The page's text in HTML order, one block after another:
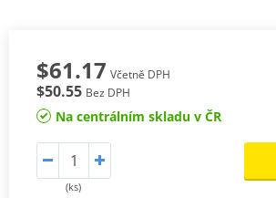
$61.17 Včetně DPH
$50.55 Bez DPH
Na centrálním skladu v ČR
(ks)